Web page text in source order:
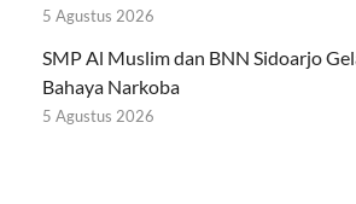
5 Agustus 2026
SMP Al Muslim dan BNN Sidoarjo
Bahaya Narkoba
5 Agustus 2026